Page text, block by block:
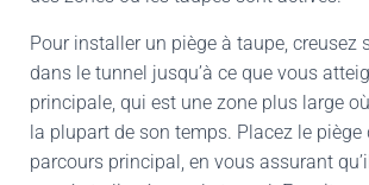
Pour installer un piège à taupe, creusez
dans le tunnel jusqu’à ce que vous
principale, qui est une zone plus large
la plupart de son temps. Placez le piège
parcours principal, en vous assurant